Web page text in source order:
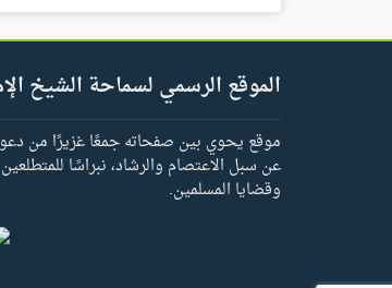
الموقع الرسمي لسماحة الشيخ
موقع يحوي بين صفحاته جمعًا غزيرًا من دعوة
عن سبل الاعتصام والرشاد، نبراسًا
وقضايا المسلمين.